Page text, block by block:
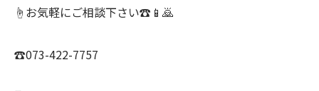
☝️お気軽にご相談下さい☎️📱🙇
☎️073-422-7757